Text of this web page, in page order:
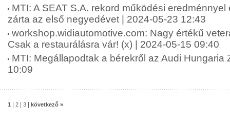
MTI: A SEAT S.A. rekord működési
zárta az első negyedévet | 2024-05-23 12:43
workshop.widiautomotive.com: Nagy értékű
Csak a restaurálásra vár! (x) | 2024-05-15 09:40
MTI: Megállapodtak a bérekről az Audi Hungaria
10:09
1 2 3 következő »